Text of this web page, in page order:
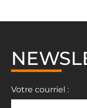
Votre courriel :